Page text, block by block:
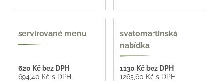
servírované menu
620 Kč bez DPH
694,40 Kč s DPH
svatomartinská
nabídka
1130 Kč bez DPH
1265,60 Kč s DPH